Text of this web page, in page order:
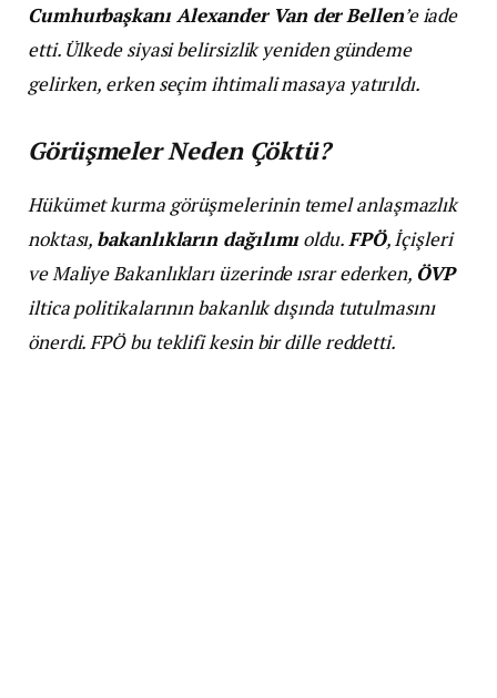
Cumhurbaşkanı Alexander Van der Bellen’e iade
etti. Ülkede siyasi belirsizlik yeniden gündeme
gelirken, erken seçim ihtimali masaya yatırıldı.
Görüşmeler Neden Çöktü?
Hükümet kurma görüşmelerinin temel anlaşmazlık
noktası, bakanlıkların dağılımıoldu.FPÖ, İçişleri
ve Maliye Bakanlıkları üzerinde ısrar ederken, ÖVP
iltica politikalarının bakanlık dışında tutulmasını
önerdi. FPÖ bu teklifi kesin bir dille reddetti.